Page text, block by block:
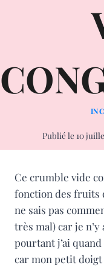
Publié le 10
Ce crumble vide
fonction des fruits
ne sais pas
très mal) car je n’y
pourtant j’ai
car mon petit